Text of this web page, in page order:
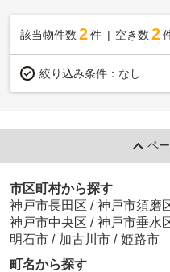
該当物件数 2件 空き数 2
絞り込み条件： なし
ペ
市区町村から探す
神戸市長田区 / 神戸市須磨
神戸市中央区 / 神戸市垂水
明石市 / 加古川市 / 姫路市
町名から探す